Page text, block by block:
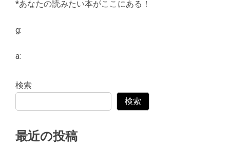
*あなたの読みたい本がここにある！
g:
a:
検索
検索
最近の投稿